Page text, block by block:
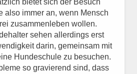
bietet sich der Besuch
also immer an, wenn Mensch
zusammenleben wollen.
sehen allerdings erst
darin, gemeinsam mit
Hundeschule zu besuchen.
so gravierend sind, dass